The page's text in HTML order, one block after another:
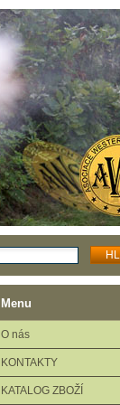
Menu
O nás
KONTAKTY
KATALOG ZBOŽÍ